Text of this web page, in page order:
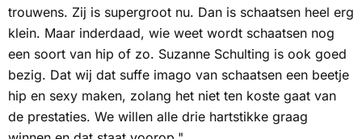
trouwens. Zij is supergroot nu. Dan is schaatsen heel erg
klein. Maar inderdaad, wie weet wordt schaatsen nog
een soort van hip of zo. Suzanne Schulting is ook goed
bezig. Dat wij dat suffe imago van schaatsen een beetje
hip en sexy maken, zolang het niet ten koste gaat van
de prestaties. We willen alle drie hartstikke graag